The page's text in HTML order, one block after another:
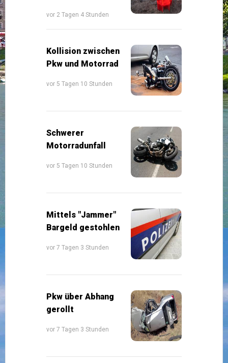
vor 2 Tagen 4 Stunden
Kollision zwischen
Pkw und Motorrad
vor 5 Tagen 10 Stunden
Schwerer
Motorradunfall
vor 5 Tagen 10 Stunden
Mittels "Jammer"
Bargeld gestohlen
vor 7 Tagen 3 Stunden
Pkw über Abhang
gerollt
vor 7 Tagen 3 Stunden